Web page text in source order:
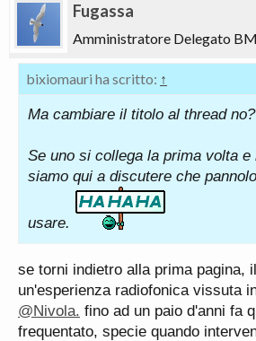
Fugassa
Amministratore Delegato
bixiomauri ha scritto: ↑
Ma cambiare il titolo al thread no?
Se uno si collega la prima volta e
siamo qui a discutere che
usare.
se torni indietro alla prima pagina,
un'esperienza radiofonica vissuta
@Nivola. fino ad un paio d'anni fa
frequentato, specie quando